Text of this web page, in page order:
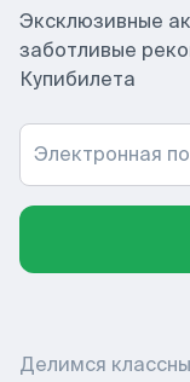
Эксклюзивные
заботливые
Купибилета
Электронная
Делимся